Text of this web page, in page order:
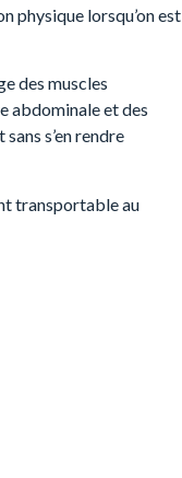
physique lorsqu’on est
des muscles
abdominale et des
s’en rendre
transportable au